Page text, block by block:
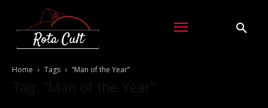
Home Tags “Man of the Year”